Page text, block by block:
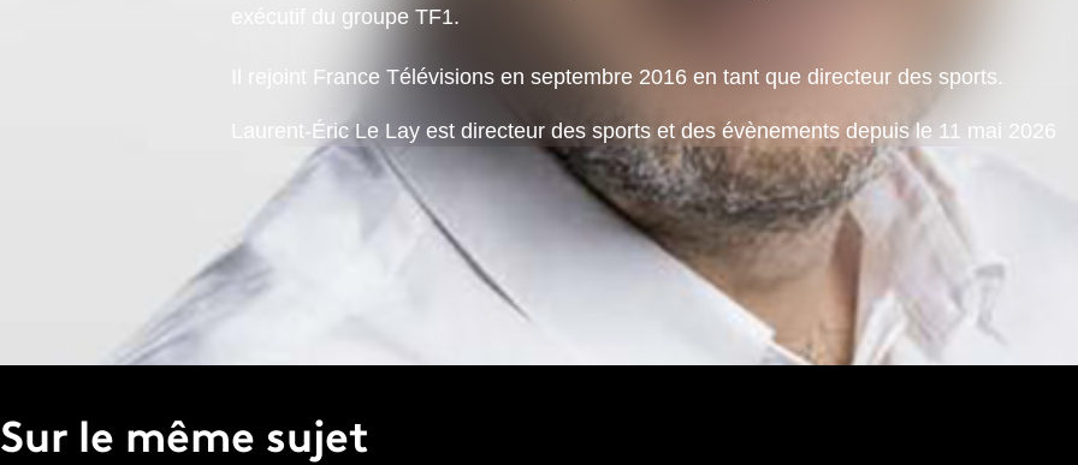
exécutif du groupe TF1.
Il rejoint France Télévisions en septembre 2016 en tant que directeur des sports.
Laurent-Éric Le Lay est directeur des sports et des évènements depuis le 11 mai 2026
Publié le 14 mars 2025
Sur le même sujet